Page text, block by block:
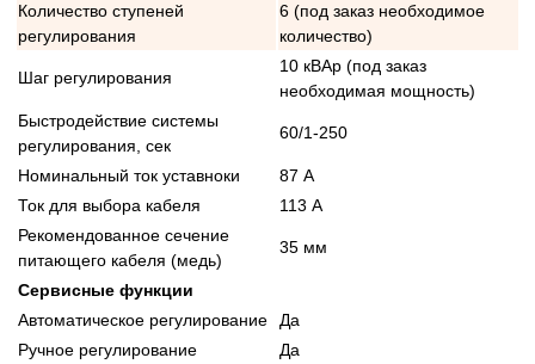
Количество ступеней
регулирования
6 (под заказ необходимое
количество)
Шаг регулирования
10 кВАр (под заказ
необходимая мощность)
Быстродействие системы
регулирования, сек
60/1-250
Номинальный ток уставноки
87 А
Ток для выбора кабеля
113 А
Рекомендованное сечение
питающего кабеля (медь)
35 мм
Сервисные функции
Автоматическое регулирование
Да
Ручное регулирование
Да